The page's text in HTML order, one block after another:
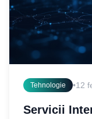
Tehnologie •12
Servicii